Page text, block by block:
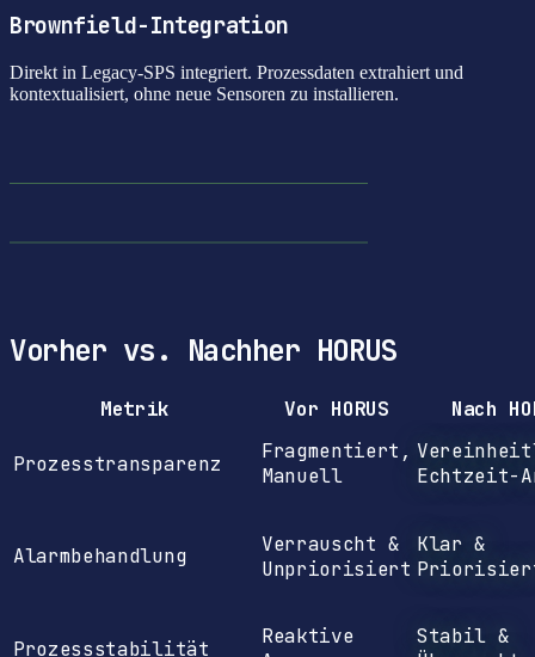
Brownfield-Integration
Direkt in Legacy-SPS integriert. Prozessdaten extrahiert und
kontextualisiert, ohne neue Sensoren zu installieren.
Vorher vs. Nachher HORUS
Metrik Vor HORUS Nach
Prozesstransparenz
Fragmentiert,
Manuell
Echtzeit-
Alarmbehandlung
Verrauscht &
Unpriorisiert
Klar &
Prozessstabilität
Reaktive
Stabil &